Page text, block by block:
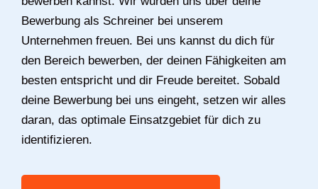
Bewerbung als Schreiner bei unserem
Unternehmen freuen. Bei uns kannst du dich für
den Bereich bewerben, der deinen Fähigkeiten am
besten entspricht und dir Freude bereitet. Sobald
deine Bewerbung bei uns eingeht, setzen wir alles
daran, das optimale Einsatzgebiet für dich zu
identifizieren.